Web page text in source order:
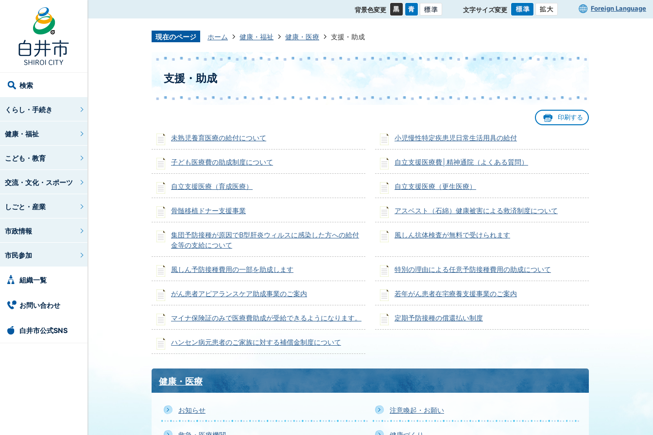
検索
くらし・手続き
健康・福祉
こども・教育
交流・文化・スポーツ
しごと・産業
市政情報
市民参加
組織一覧
お問い合わせ
白井市公式SNS
背景色変更 文字サイズ変更 Foreign Language
現在のページ ホーム 健康・福祉 健康・医療 支援・助成
支援・助成
印刷する
未熟児養育医療の給付について 小児慢性特定疾患児日常生活用具の給付
子ども医療費の助成制度について 自立支援医療費│精神通院（よくある質問）
自立支援医療（育成医療） 自立支援医療（更生医療）
骨髄移植ドナー支援事業 アスベスト（石綿）健康被害による救済制度について
集団予防接種が原因でB型肝炎ウィルスに感染した方への給付
金等の支給について
風しん抗体検査が無料で受けられます
風しん予防接種費用の一部を助成します 特別の理由による任意予防接種費用の助成について
がん患者アピアランスケア助成事業のご案内 若年がん患者在宅療養支援事業のご案内
マイナ保険証のみで医療費助成が受給できるようになります。 定期予防接種の償還払い制度
ハンセン病元患者のご家族に対する補償金制度について
健康・医療
お知らせ 注意喚起・お願い